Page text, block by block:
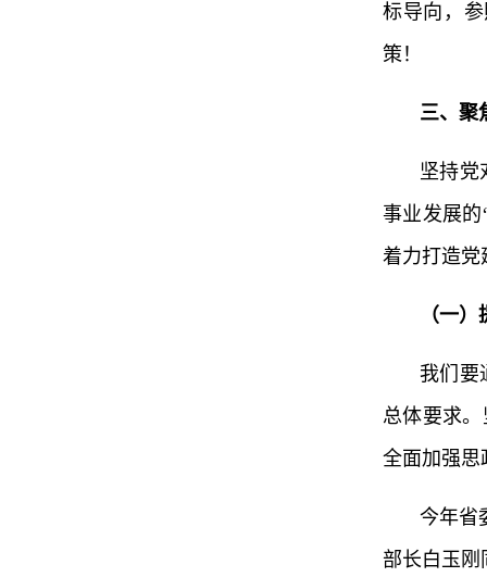
标导向，
策！
三、聚
坚持党
事业发展的
着力打造党
（一
我们要
总体要求
全面加强思
今年省
部长白玉